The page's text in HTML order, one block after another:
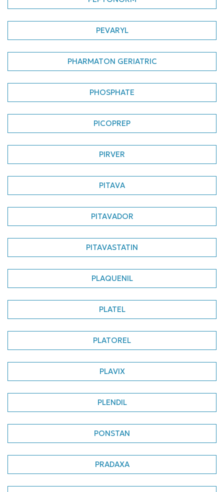
PEVARYL
PHARMATON GERIATRIC
PHOSPHATE
PICOPREP
PIRVER
PITAVA
PITAVADOR
PITAVASTATIN
PLAQUENIL
PLATEL
PLATOREL
PLAVIX
PLENDIL
PONSTAN
PRADAXA